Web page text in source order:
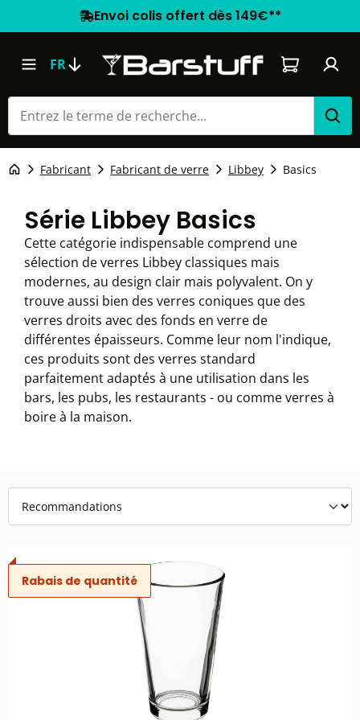
Envoi colis offert dès 149€**
FR Le panier
Fabricant Fabricant de verre Libbey Basics
Série Libbey Basics
Cette catégorie indispensable comprend une
sélection de verres Libbey classiques mais
modernes, au design clair mais polyvalent. On y
trouve aussi bien des verres coniques que des
verres droits avec des fonds en verre de
différentes épaisseurs. Comme leur nom l'indique,
ces produits sont des verres standard
parfaitement adaptés à une utilisation dans les
bars, les pubs, les restaurants - ou comme verres à
boire à la maison.
Rabais de quantité